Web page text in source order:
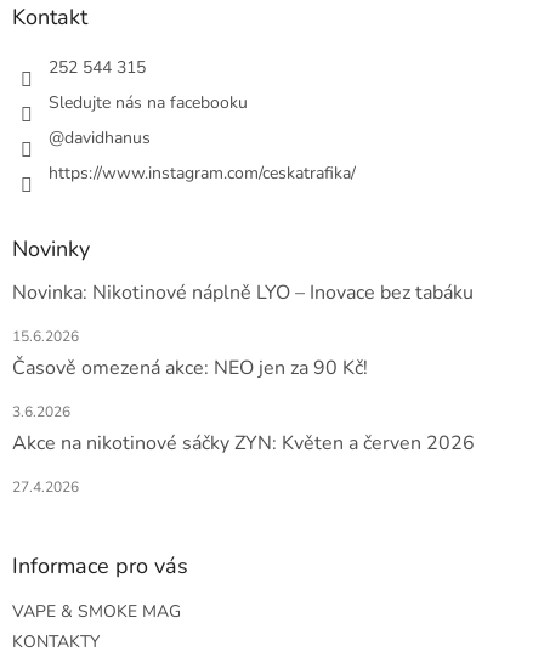
Kontakt
252 544 315
Sledujte nás na facebooku
@davidhanus
https://www.instagram.com/ceskatrafika/
Novinky
Novinka: Nikotinové náplně LYO – Inovace bez tabáku
15.6.2026
Časově omezená akce: NEO jen za 90 Kč!
3.6.2026
Akce na nikotinové sáčky ZYN: Květen a červen 2026
27.4.2026
Informace pro vás
VAPE & SMOKE MAG
KONTAKTY